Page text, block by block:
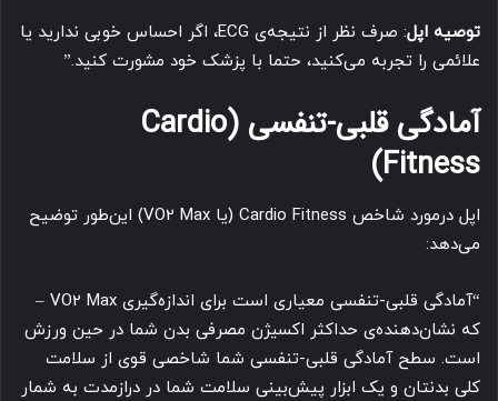
توصیه اپل
: صرف نظر از نتیجه‌ی ECG، اگر احساس خوبی ندارید یا
علائمی را تجربه می‌کنید، حتما با پزشک خود مشورت کنید.”
آمادگی قلبی-تنفسی (Cardio
Fitness)
اپل درمورد شاخص Cardio Fitness (یا VO2 Max) این‌طور توضیح
می‌دهد:
“آمادگی قلبی-تنفسی معیاری است برای اندازه‌گیری VO2 Max –
که نشان‌دهنده‌ی حداکثر اکسیژن مصرفی بدن شما در حین ورزش
است. سطح آمادگی قلبی-تنفسی شما شاخصی قوی از سلامت
کلی بدنتان و یک ابزار پیش‌بینی سلامت شما در درازمدت به شمار